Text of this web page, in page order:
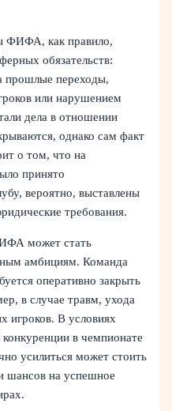
ФИФА, как правило,
обязательств:
прошлые переходы,
или нарушением
дела в отношении
однако сам факт
о том, что на
принято
вероятно, выставлены
требования.
может стать
амбициям. Команда
оперативно закрыть
в случае травм, ухода
игроков. В условиях
в чемпионате
усилиться может стоить
шансов на успешное